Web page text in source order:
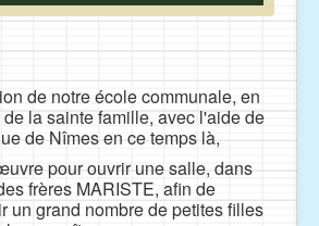
de notre école communale, en
la sainte famille, avec l'aide de
de Nîmes en ce temps là,
pour ouvrir une salle, dans
frères MARISTE, aﬁn de
un grand nombre de petites ﬁlles